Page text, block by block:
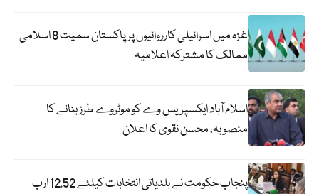
غزہ میں اسرائیلی کارروائیوں پر پاکستان سمیت 8 اسلامی
ممالک کا مشترکہ اعلامیہ
اسلام آباد ایکسپریس وے کو موٹروے طرز بنانے کا
منصوبہ، محسن نقوی کا اعلان
پنجاب حکومت نے بلدیاتی انتخابات کیلئے 12.52 ارب